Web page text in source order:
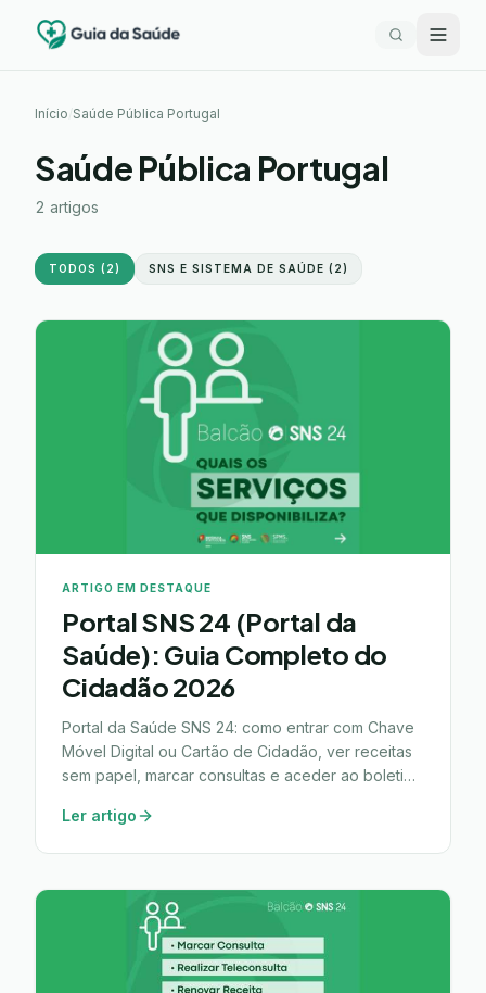
Início Saúde Pública Portugal
Saúde Pública Portugal
2 artigos
TODOS ( 2) SNS E SISTEMA DE SAÚDE ( 2)
ARTIGO EM DESTAQUE
Portal SNS 24 (Portal da
Saúde): Guia Completo do
Cidadão 2026
Portal da Saúde SNS 24: como entrar com Chave
Móvel Digital ou Cartão de Cidadão, ver receitas
sem papel, marcar consultas e aceder ao boletim
Ler artigo